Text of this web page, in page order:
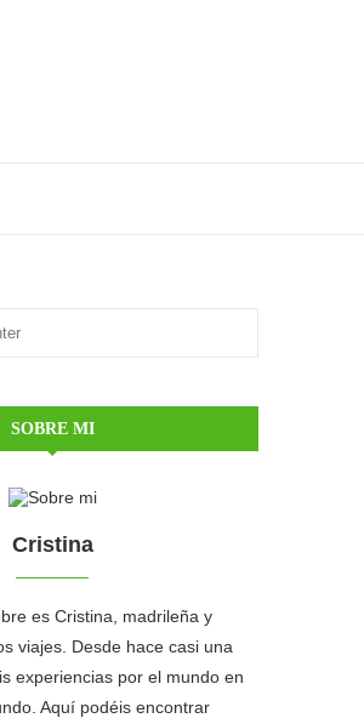
SOBRE MI
Cristina
es Cristina, madrileña y
viajes. Desde hace casi una
experiencias por el mundo en
Aquí podéis encontrar